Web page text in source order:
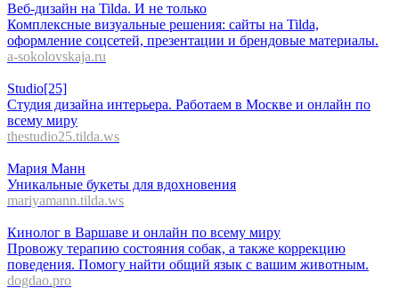
Веб-дизайн на Tilda. И не только
Комплексные визуальные решения: сайты на Tilda,
оформление соцсетей, презентации и брендовые материалы.
a-sokolovskaja.ru
Studio[25]
Студия дизайна интерьера. Работаем в Москве и онлайн по
всему миру
thestudio25.tilda.ws
Мария Манн
Уникальные букеты для вдохновения
mariyamann.tilda.ws
Кинолог в Варшаве и онлайн по всему миру
Провожу терапию состояния собак, а также коррекцию
поведения. Помогу найти общий язык с вашим животным.
dogdao.pro